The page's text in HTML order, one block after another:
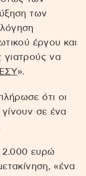
των
έργου και
να
ΕΣΥ».
ότι οι
σε ένα
2.000 ευρώ
«ένα